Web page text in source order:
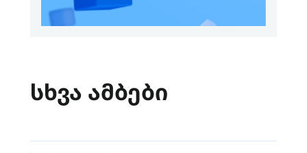
სხვა ამბები